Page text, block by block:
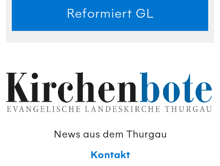
Reformiert GL
News aus dem Thurgau
Kontakt